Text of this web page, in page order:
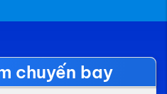
chuyến bay